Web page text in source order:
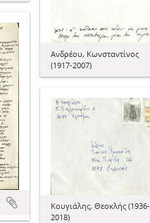
Ανδρέου, Κωνσταντίνος
(1917-2007)
Κουγιάλης, Θεοκλής (1936-
2018)